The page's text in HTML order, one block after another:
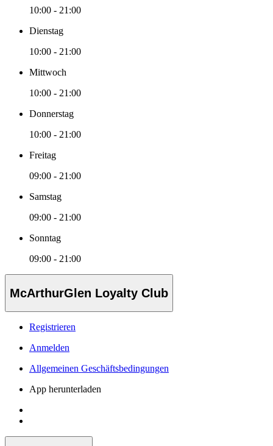
10:00 - 21:00
Dienstag
10:00 - 21:00
Mittwoch
10:00 - 21:00
Donnerstag
10:00 - 21:00
Freitag
09:00 - 21:00
Samstag
09:00 - 21:00
Sonntag
09:00 - 21:00
McArthurGlen Loyalty Club
Registrieren
Anmelden
Allgemeinen Geschäftsbedingungen
App herunterladen